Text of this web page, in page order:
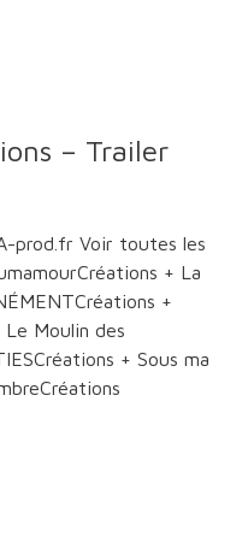
– Trailer
prod.fr Voir toutes les
+ La
+
Moulin des
+ Sous ma